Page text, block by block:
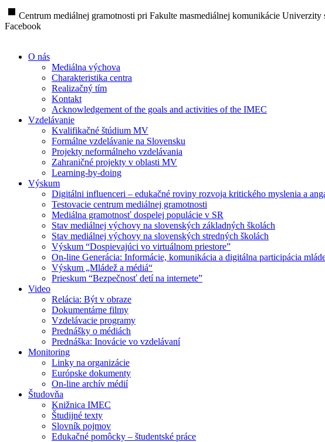
stop Centrum mediálnej gramotnosti pri Fakulte masmediálnej komunikácie
Facebook
O nás
Mediálna výchova
Charakteristika centra
Realizačný tím
Kontakt
Acknowledgement of the goals and activities of the IMEC
Vzdelávanie
Kvalifikačné štúdium MV
Formálne vzdelávanie na Slovensku
Projekty neformálneho vzdelávania
Zahraničné projekty v oblasti MV
Learning-by-doing
Výskum
Digitálni influenceri – edukačné roviny rozvoja kritického myslenia a
Testovacie centrum mediálnej gramotnosti
Mediálna gramotnosť dospelej populácie v SR
Stav mediálnej výchovy na slovenských základných školách
Stav mediálnej výchovy na slovenských stredných školách
Výskum “Dospievajúci vo virtuálnom priestore”
On-line Generácia: Informácie, komunikácia a digitálna participácia
Výskum „Mládež a médiá“
Prieskum “Bezpečnosť detí na internete”
Video
Relácia: Být v obraze
Dokumentárne filmy
Vzdelávacie programy
Prednášky o médiách
Prednáška: Inovácie vo vzdelávaní
Monitoring
Linky na organizácie
Európske dokumenty
On-line archív médií
Študovňa
Knižnica IMEC
Študijné texty
Slovník pojmov
Edukačné pomôcky – študentské práce